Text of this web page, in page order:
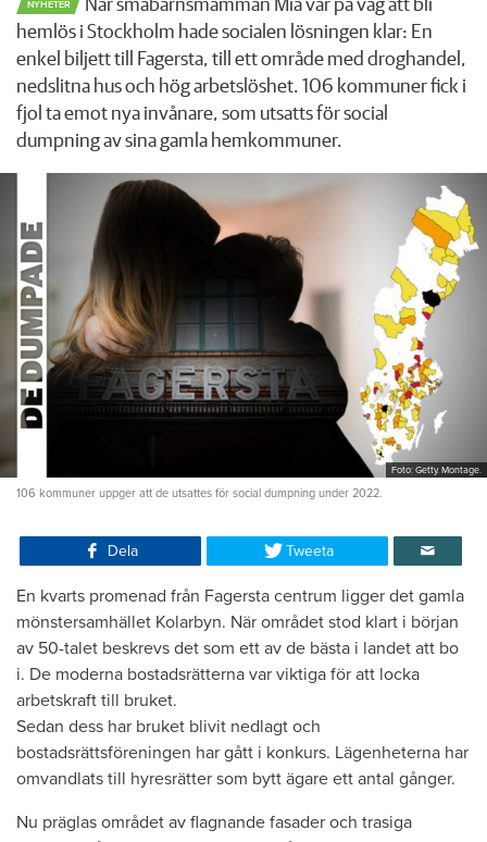
NYHETER
När småbarnsmamman Mia var på väg att bli
hemlös i Stockholm hade socialen lösningen klar: En
enkel biljett till Fagersta, till ett område med droghandel,
nedslitna hus och hög arbetslöshet. 106 kommuner fick i
fjol ta emot nya invånare, som utsatts för social
dumpning av sina gamla hemkommuner.
Foto: Getty. Montage.
106 kommuner uppger att de utsattes för social dumpning under 2022.
Dela Tweeta
En kvarts promenad från Fagersta centrum ligger det gamla
mönster­samhället Kolarbyn. När området stod klart i början
av 50-talet beskrevs det som ett av de bästa i landet att bo
i. De moderna bostadsrätterna var ­viktiga för att locka
arbetskraft till bruket.
Sedan dess har bruket blivit nedlagt och
bostadsrättsföreningen har gått i ­konkurs. Lägenheterna har
omvandlats till ­hyresrätter som bytt ägare ett antal gånger.
Nu präglas området av ­flagnande ­fasader och trasiga